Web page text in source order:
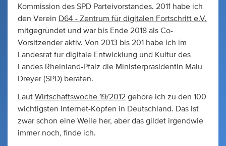
Kommission des SPD Parteivorstandes. 2011 habe ich
den Verein D64 - Zentrum für digitalen Fortschritt e.V.
mitgegründet und war bis Ende 2018 als Co-
Vorsitzender aktiv. Von 2013 bis 201 habe ich im
Landesrat für digitale Entwicklung und Kultur des
Landes Rheinland-Pfalz die Ministerpräsidentin Malu
Dreyer (SPD) beraten.
Laut Wirtschaftswoche 19/2012 gehöre ich zu den 100
wichtigsten Internet-Köpfen in Deutschland. Das ist
zwar schon eine Weile her, aber das gildet irgendwie
immer noch, finde ich.